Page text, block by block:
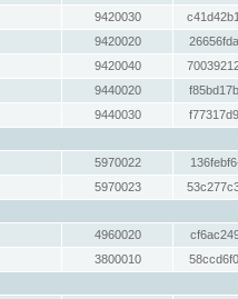
9420030
9420020
9420040
9440020
9440030
5970022
5970023
4960020
3800010